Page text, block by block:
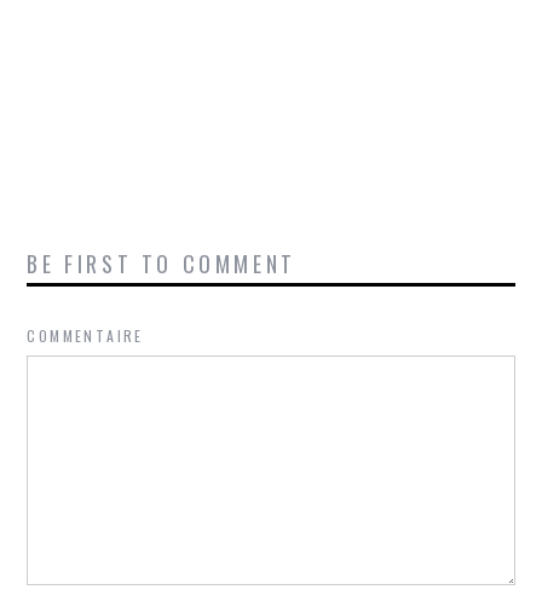
BE FIRST TO COMMENT
COMMENTAIRE